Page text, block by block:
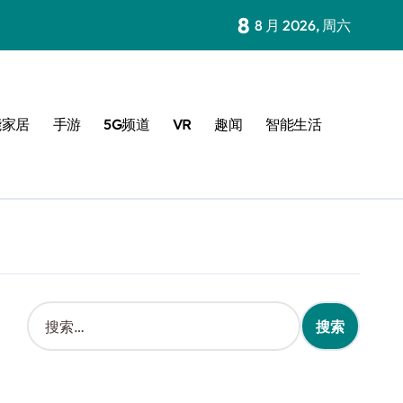
8 8 月 2026, 周六
居 手游 5G频道 VR 趣闻 智能生活
搜
索
：